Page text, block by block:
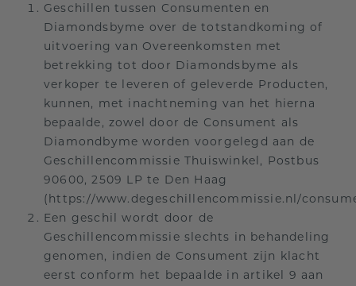
Geschillen tussen Consumenten en
Diamondsbyme over de totstandkoming of
uitvoering van Overeenkomsten met
betrekking tot door Diamondsbyme als
verkoper te leveren of geleverde Producten,
kunnen, met inachtneming van het hierna
bepaalde, zowel door de Consument als
Diamondbyme worden voorgelegd aan de
Geschillencommissie Thuiswinkel, Postbus
90600, 2509 LP te Den Haag
(https://www.degeschillencommissie.nl/
Een geschil wordt door de
Geschillencommissie slechts in behandeling
genomen, indien de Consument zijn klacht
eerst conform het bepaalde in artikel 9 aan